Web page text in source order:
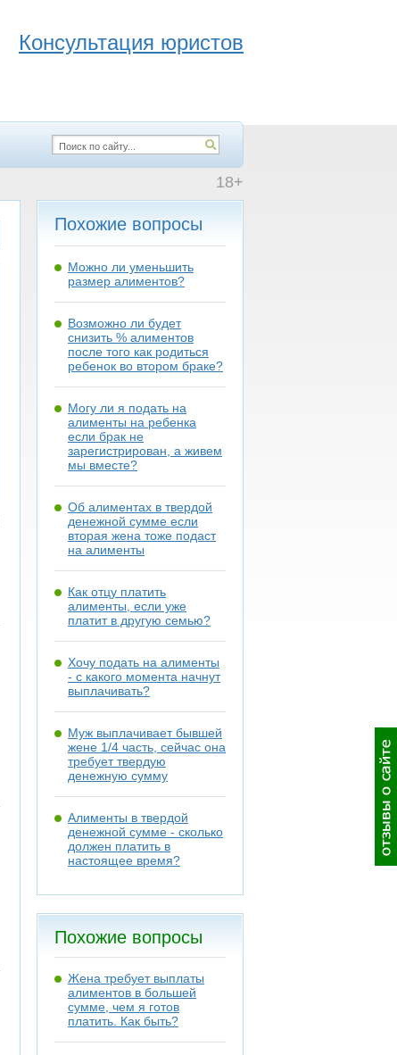
Консультация юристов
18+
Похожие вопросы
Можно ли уменьшить
размер алиментов?
Возможно ли будет
снизить % алиментов
после того как родиться
ребенок во втором браке?
Могу ли я подать на
алименты на ребенка
если брак не
зарегистрирован, а живем
мы вместе?
Об алиментах в твердой
денежной сумме если
вторая жена тоже подаст
на алименты
Как отцу платить
алименты, если уже
платит в другую семью?
Хочу подать на алименты
- с какого момента начнут
выплачивать?
Муж выплачивает бывшей
жене 1/4 часть, сейчас она
требует твердую
денежную сумму
Алименты в твердой
денежной сумме - сколько
должен платить в
настоящее время?
Похожие вопросы
Жена требует выплаты
алиментов в большей
сумме, чем я готов
платить. Как быть?